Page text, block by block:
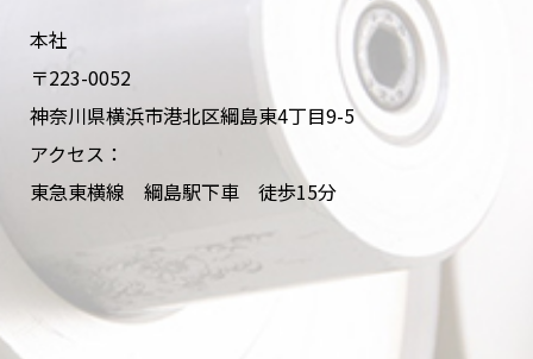
本社
〒223-0052
神奈川県横浜市港北区綱島東4丁目9-5
アクセス：
東急東横線 綱島駅下車 徒歩15分